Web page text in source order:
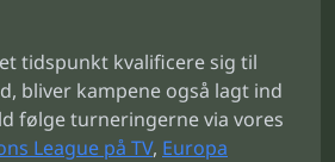
tidspunkt kvalificere sig til
bliver kampene også lagt ind
følge turneringerne via vores
League på TV, Europa